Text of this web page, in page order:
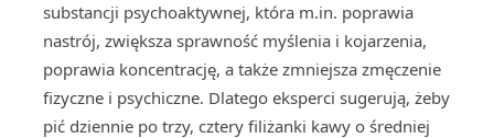
substancji psychoaktywnej, która m.in. poprawia
nastrój, zwiększa sprawność myślenia i kojarzenia,
poprawia koncentrację, a także zmniejsza zmęczenie
fizyczne i psychiczne. Dlatego eksperci sugerują, żeby
pić dziennie po trzy, cztery filiżanki kawy o średniej